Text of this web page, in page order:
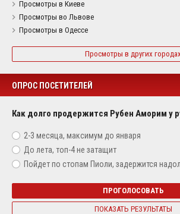
Просмотры в Киеве
Просмотры во Львове
Просмотры в Одессе
Просмотры в других городах
ОПРОС ПОСЕТИТЕЛЕЙ
Как долго продержится Рубен Аморим у
2-3 месяца, максимум до января
До лета, топ-4 не затащит
Пойдет по стопам Пиоли, задержится
ПРОГОЛОСОВАТЬ
ПОКАЗАТЬ РЕЗУЛЬТАТЫ